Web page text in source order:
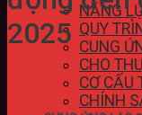
NĂNG
QUY
CUNG
CHO
CƠ CẤU
CHÍNH
2025